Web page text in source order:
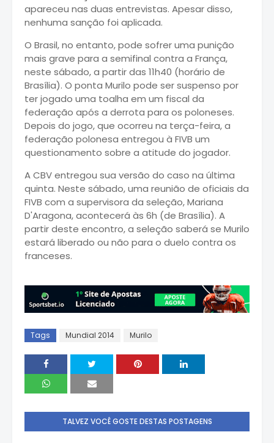
apareceu nas duas entrevistas. Apesar disso,
nenhuma sanção foi aplicada.
O Brasil, no entanto, pode sofrer uma punição
mais grave para a semifinal contra a França,
neste sábado, a partir das 11h40 (horário de
Brasília). O ponta Murilo pode ser suspenso por
ter jogado uma toalha em um fiscal da
federação após a derrota para os poloneses.
Depois do jogo, que ocorreu na terça-feira, a
federação polonesa entregou à FIVB um
questionamento sobre a atitude do jogador.
A CBV entregou sua versão do caso na última
quinta. Neste sábado, uma reunião de oficiais da
FIVB com a supervisora da seleção, Mariana
D'Aragona, acontecerá às 6h (de Brasília). A
partir deste encontro, a seleção saberá se Murilo
estará liberado ou não para o duelo contra os
franceses.
Tags Mundial 2014 Murilo
TALVEZ VOCÊ GOSTE DESTAS POSTAGENS